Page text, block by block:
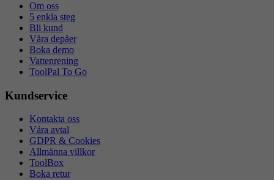
Om oss
5 enkla steg
Bli kund
Våra depåer
Boka demo
Vattenrening
ToolPal To Go
Kundservice
Kontakta oss
Våra avtal
GDPR & Cookies
Allmänna villkor
ToolBox
Boka retur